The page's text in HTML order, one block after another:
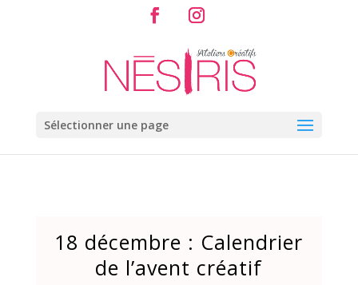
Sélectionner une page
18 décembre : Calendrier
de l’avent créatif